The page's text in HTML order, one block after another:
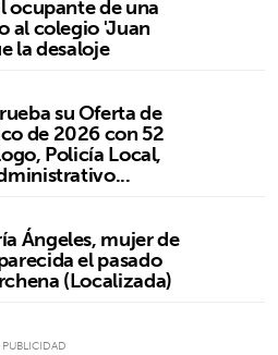
ocupante de una
al colegio 'Juan
la desaloje
su Oferta de
de 2026 con 52
Policía Local,
Ángeles, mujer de
el pasado
(Localizada)